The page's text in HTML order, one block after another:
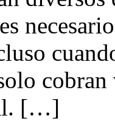
[…]